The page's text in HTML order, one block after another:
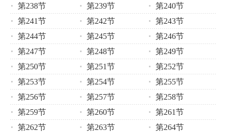
第238节
第239节
第240节
第241节
第242节
第243节
第244节
第245节
第246节
第247节
第248节
第249节
第250节
第251节
第252节
第253节
第254节
第255节
第256节
第257节
第258节
第259节
第260节
第261节
第262节
第263节
第264节